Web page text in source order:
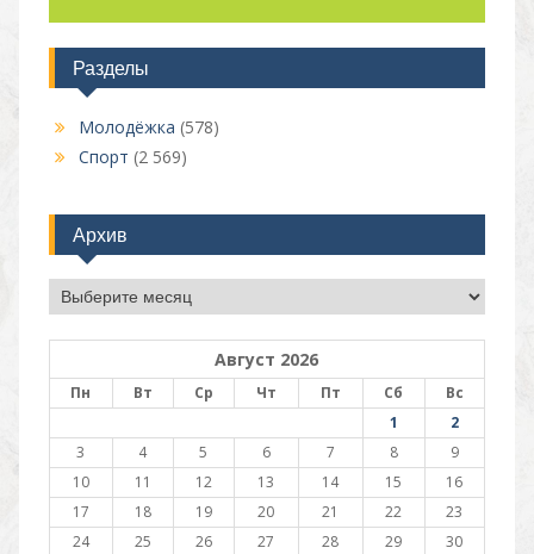
Разделы
Молодёжка (578)
Спорт (2 569)
Архив
Архив
Август 2026
Пн Вт Ср Чт Пт Сб
Вс
1
2
3
4 5 6 7 8
9
10
11 12 13 14 15
16
17
18 19 20 21 22
23
24
25 26 27 28 29
30